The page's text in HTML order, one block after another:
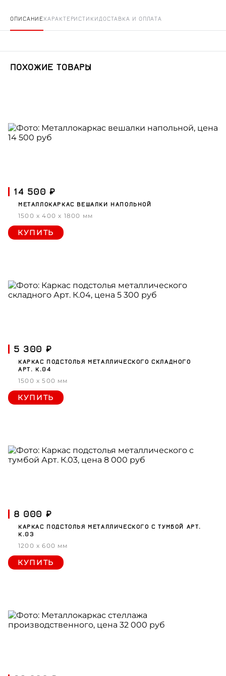
ОПИСАНИЕХАРАКТЕРИСТИКИДОСТАВКА И ОПЛАТА
ПОХОЖИЕ ТОВАРЫ
14 500 ₽
МЕТАЛЛОКАРКАС ВЕШАЛКИ НАПОЛЬНОЙ
1500 x 400 x 1800 мм
КУПИТЬ
5 300 ₽
КАРКАС ПОДСТОЛЬЯ МЕТАЛЛИЧЕСКОГО СКЛАДНОГО
АРТ. К.04
1500 x 500 мм
КУПИТЬ
8 000 ₽
КАРКАС ПОДСТОЛЬЯ МЕТАЛЛИЧЕСКОГО С ТУМБОЙ АРТ.
К.03
1200 x 600 мм
КУПИТЬ